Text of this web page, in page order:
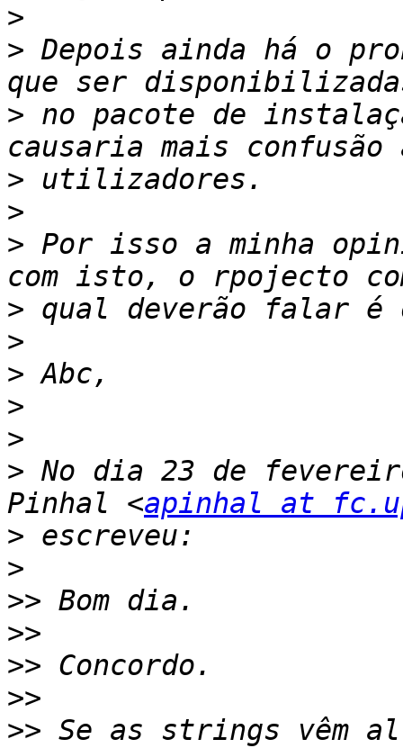
>
> Depois ainda há o
> no pacote de
>
>
> Por isso a minha
>
>
>
>
>
> No dia 23 de
Pinhal <apinhal at
>
>
>>
>>
>>
>>
>> Se as strings vêm